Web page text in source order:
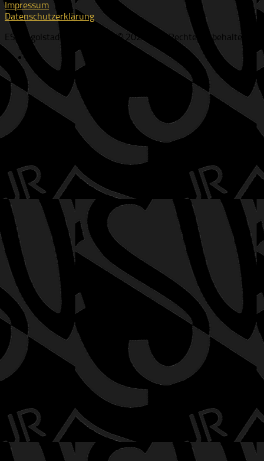
Impressum
Datenschutzerklärung
ESV Ingolstadt-Ringsee e.V. © 2026. Alle Rechte vorbehalten.